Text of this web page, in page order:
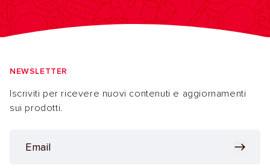
NEWSLETTER
Iscriviti per ricevere nuovi contenuti e aggiornamenti
sui prodotti.